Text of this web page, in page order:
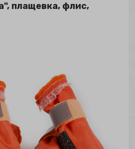
плащевка, флис,